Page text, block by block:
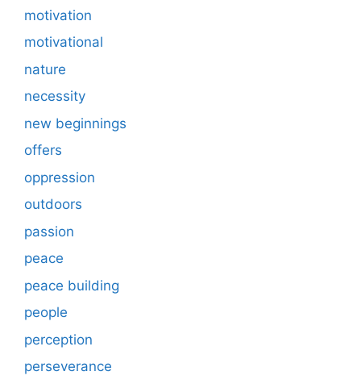
motivation
motivational
nature
necessity
new beginnings
offers
oppression
outdoors
passion
peace
peace building
people
perception
perseverance